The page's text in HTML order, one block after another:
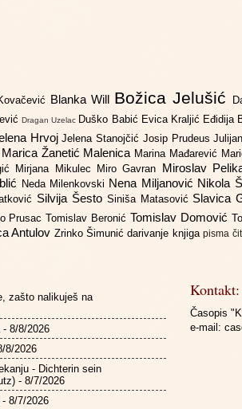
Blanka Will Božica Jelušić
Dragan Uzelac Duško Babić Evica Kraljić Eđidija
HrvojJelena Stanojčić Josip Prudeus
Marica Žanetić Malenica Marina Mađarević
Mirjana Mikulec Miro Gavran Miroslav
Neda Milenkovski Nena Miljanović Nikola
Silvija Šesto Siniša Matasović Slavica
PrusacTomislav Beronić Tomislav Domović
Antulov Zrinko Šimunićdarivanje knjigapisma
zašto nalikuješ na
- 8/8/2026
8/2026
- Dichterin sein
- 8/7/2026
8/7/2026
Kontakt:
Časopis
e-mail: